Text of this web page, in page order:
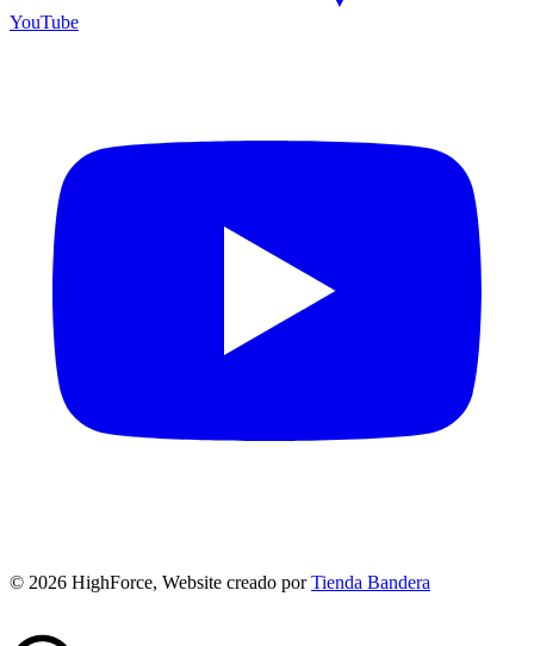
YouTube
© 2026 HighForce, Website creado por Tienda Bandera